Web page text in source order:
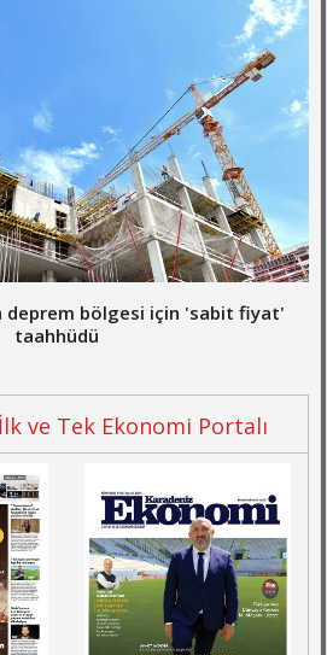
deprem bölgesi için 'sabit fiyat'
taahhüdü
ve Tek Ekonomi Portalı